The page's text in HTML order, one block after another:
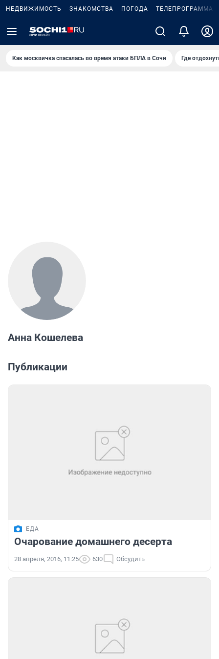
НЕДВИЖИМОСТЬ ЗНАКОМСТВА ПОГОДА ТЕЛЕПРОГРАММА
Как москвичка спасалась во время атаки БПЛА в Сочи Где
Анна Кошелева
Публикации
ЕДА
Очарование домашнего десерта
28 апреля, 2016, 11:25 630 Обсудить